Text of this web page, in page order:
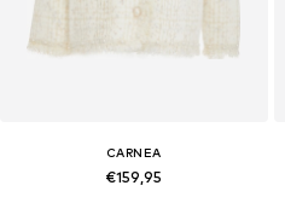
CARNEA
€159,95